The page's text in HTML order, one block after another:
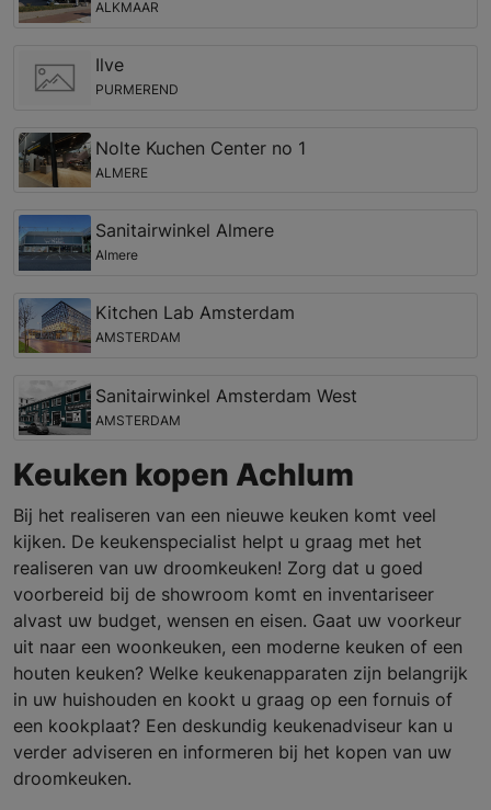
ALKMAAR
Ilve
PURMEREND
Nolte Kuchen Center no 1
ALMERE
Sanitairwinkel Almere
Almere
Kitchen Lab Amsterdam
AMSTERDAM
Sanitairwinkel Amsterdam West
AMSTERDAM
Keuken kopen Achlum
Bij het realiseren van een nieuwe keuken komt veel
kijken. De keukenspecialist helpt u graag met het
realiseren van uw droomkeuken! Zorg dat u goed
voorbereid bij de showroom komt en inventariseer
alvast uw budget, wensen en eisen. Gaat uw voorkeur
uit naar een woonkeuken, een moderne keuken of een
houten keuken? Welke keukenapparaten zijn belangrijk
in uw huishouden en kookt u graag op een fornuis of
een kookplaat? Een deskundig keukenadviseur kan u
verder adviseren en informeren bij het kopen van uw
droomkeuken.